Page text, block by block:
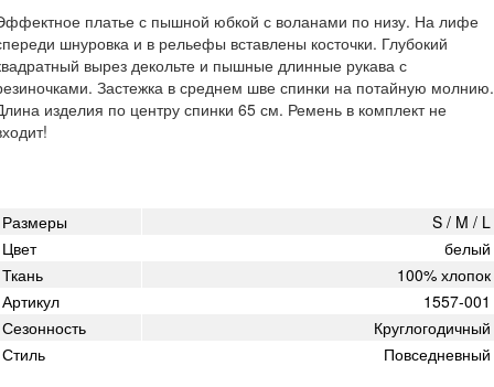
платье с пышной юбкой с воланами по низу. На лифе
шнуровка и в рельефы вставлены косточки. Глубокий
вырез декольте и пышные длинные рукава с
Застежка в среднем шве спинки на потайную молнию.
изделия по центру спинки 65 см. Ремень в комплект не
Размеры
S / M / L
Цвет
белый
Ткань
100% хлопок
Артикул
1557-001
Сезонность
Круглогодичный
Стиль
Повседневный